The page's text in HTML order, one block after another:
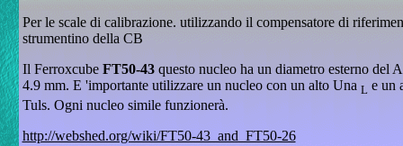
Per le scale di calibrazione. utilizzando il compensatore di
strumentino della CB
Il Ferroxcube FT50-43 questo nucleo ha un diametro esterno del
4.9 mm. E 'importante utilizzare un nucleo con un alto Una L e un
Tuls. Ogni nucleo simile funzionerà.
http://webshed.org/wiki/FT50-43_and_FT50-26